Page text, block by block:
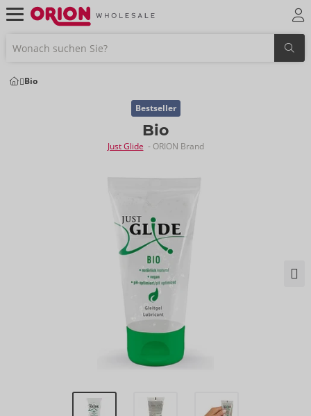
Bio
Bestseller
Bio
Just Glide - ORION Brand